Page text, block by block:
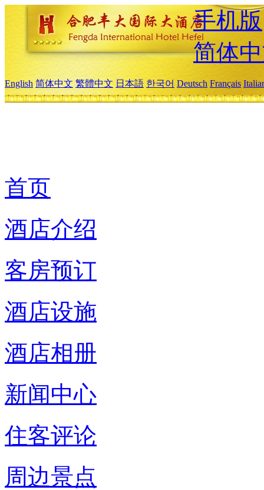
手机版
简体
English 简体中文 繁體中文 日本語 한국어 Deutsch Français
首页
酒店介绍
客房预订
酒店设施
酒店相册
新闻中心
住客评论
周边景点